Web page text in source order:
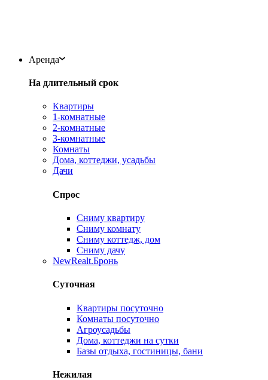
Аренда
На длительный срок
Квартиры
1-комнатные
2-комнатные
3-комнатные
Комнаты
Дома, коттеджи, усадьбы
Дачи
Спрос
Сниму квартиру
Сниму комнату
Сниму коттедж, дом
Сниму дачу
NewRealt.Бронь
Суточная
Квартиры посуточно
Комнаты посуточно
Агроусадьбы
Дома, коттеджи на сутки
Базы отдыха, гостиницы, бани
Нежилая